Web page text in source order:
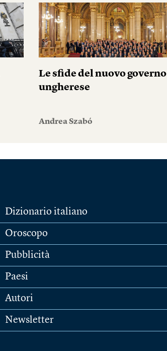
Le sfide del nuovo governo
ungherese
Andrea Szabó
Dizionario italiano
Oroscopo
Pubblicità
Paesi
Autori
Newsletter